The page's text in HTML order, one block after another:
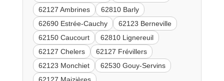
62127 Ambrines
62810 Barly
62690 Estrée-Cauchy
62123 Berneville
62150 Caucourt
62810 Lignereuil
62127 Chelers
62127 Frévillers
62123 Monchiet
62530 Gouy-Servins
62127 Maizières